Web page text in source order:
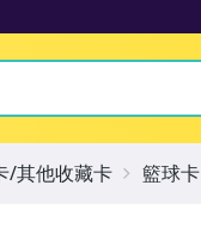
/其他收藏卡 籃球卡